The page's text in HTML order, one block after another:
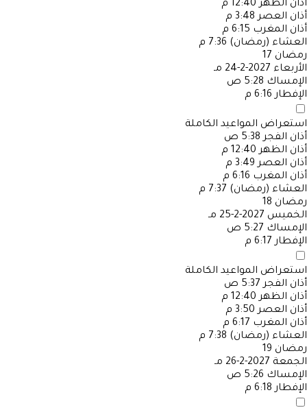
أذان الظهر 12:40 م
أذان العصر 3:48 م
أذان المغرب 6:15 م
العشاء (رمضان) 7:36 م
رمضان 17
الأربعاء 2027-2-24 مـ
الإمساك 5:28 ص
الإفطار 6:16 م
استعراض المواعيد الكاملة
أذان الفجر 5:38 ص
أذان الظهر 12:40 م
أذان العصر 3:49 م
أذان المغرب 6:16 م
العشاء (رمضان) 7:37 م
رمضان 18
الخميس 2027-2-25 مـ
الإمساك 5:27 ص
الإفطار 6:17 م
استعراض المواعيد الكاملة
أذان الفجر 5:37 ص
أذان الظهر 12:40 م
أذان العصر 3:50 م
أذان المغرب 6:17 م
العشاء (رمضان) 7:38 م
رمضان 19
الجمعة 2027-2-26 مـ
الإمساك 5:26 ص
الإفطار 6:18 م